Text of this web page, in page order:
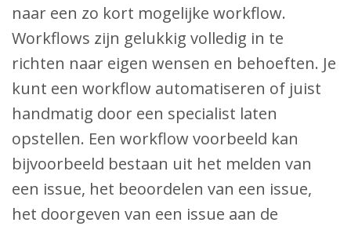
naar een zo kort mogelijke workflow.
Workflows zijn gelukkig volledig in te
richten naar eigen wensen en behoeften. Je
kunt een workflow automatiseren of juist
handmatig door een specialist laten
opstellen. Een workflow voorbeeld kan
bijvoorbeeld bestaan uit het melden van
een issue, het beoordelen van een issue,
het doorgeven van een issue aan de